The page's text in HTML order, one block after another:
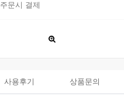
주문시 결제
사용후기 상품문의